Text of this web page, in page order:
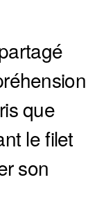
que
le filet
son